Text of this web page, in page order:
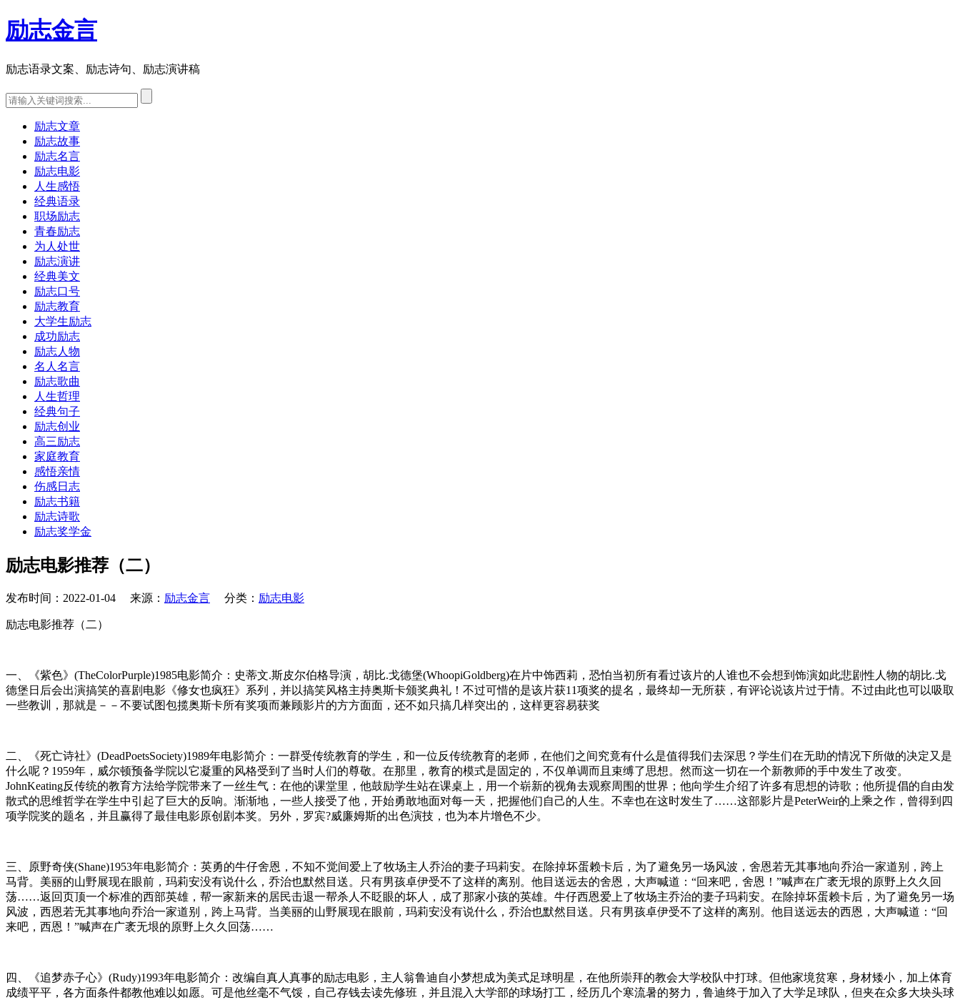
励志金言
励志语录文案、励志诗句、励志演讲稿
励志文章
励志故事
励志名言
励志电影
人生感悟
经典语录
职场励志
青春励志
为人处世
励志演讲
经典美文
励志口号
励志教育
大学生励志
成功励志
励志人物
名人名言
励志歌曲
人生哲理
经典句子
励志创业
高三励志
家庭教育
感悟亲情
伤感日志
励志书籍
励志诗歌
励志奖学金
励志电影推荐（二）
发布时间：2022-01-04 来源： 励志金言 分类： 励志电影
励志电影推荐（二）
一、《紫色》(TheColorPurple)1985电影简介：史蒂文.斯皮尔伯格导演，胡比.戈德堡(WhoopiGoldberg)在片中饰西莉，恐怕当初所有看过该片的人谁也不会想到饰演如此悲剧性人物的胡比.戈
德堡日后会出演搞笑的喜剧电影《修女也疯狂》系列，并以搞笑风格主持奥斯卡颁奖典礼！不过可惜的是该片获11项奖的提名，最终却一无所获，有评论说该片过于情。不过由此也可以吸取
一些教训，那就是－－不要试图包揽奥斯卡所有奖项而兼顾影片的方方面面，还不如只搞几样突出的，这样更容易获奖
二、《死亡诗社》(DeadPoetsSociety)1989年电影简介：一群受传统教育的学生，和一位反传统教育的老师，在他们之间究竟有什么是值得我们去深思？学生们在无助的情况下所做的决定又是
什么呢？1959年，威尔顿预备学院以它凝重的风格受到了当时人们的尊敬。在那里，教育的模式是固定的，不仅单调而且束缚了思想。然而这一切在一个新教师的手中发生了改变。
JohnKeating反传统的教育方法给学院带来了一丝生气：在他的课堂里，他鼓励学生站在课桌上，用一个崭新的视角去观察周围的世界；他向学生介绍了许多有思想的诗歌；他所提倡的自由发
散式的思维哲学在学生中引起了巨大的反响。渐渐地，一些人接受了他，开始勇敢地面对每一天，把握他们自己的人生。不幸也在这时发生了……这部影片是PeterWeir的上乘之作，曾得到四
项学院奖的题名，并且赢得了最佳电影原创剧本奖。另外，罗宾?威廉姆斯的出色演技，也为本片增色不少。
三、原野奇侠(Shane)1953年电影简介：英勇的牛仔舍恩，不知不觉间爱上了牧场主人乔治的妻子玛莉安。在除掉坏蛋赖卡后，为了避免另一场风波，舍恩若无其事地向乔治一家道别，跨上
马背。美丽的山野展现在眼前，玛莉安没有说什么，乔治也默然目送。只有男孩卓伊受不了这样的离别。他目送远去的舍恩，大声喊道：“回来吧，舍恩！”喊声在广袤无垠的原野上久久回
荡……返回页顶一个标准的西部英雄，帮一家新来的居民击退一帮杀人不眨眼的坏人，成了那家小孩的英雄。牛仔西恩爱上了牧场主乔治的妻子玛莉安。在除掉坏蛋赖卡后，为了避免另一场
风波，西恩若无其事地向乔治一家道别，跨上马背。当美丽的山野展现在眼前，玛莉安没有说什么，乔治也默然目送。只有男孩卓伊受不了这样的离别。他目送远去的西恩，大声喊道：“回
来吧，西恩！”喊声在广袤无垠的原野上久久回荡……
四、《追梦赤子心》(Rudy)1993年电影简介：改编自真人真事的励志电影，主人翁鲁迪自小梦想成为美式足球明星，在他所崇拜的教会大学校队中打球。但他家境贫寒，身材矮小，加上体育
成绩平平，各方面条件都教他难以如愿。可是他丝毫不气馁，自己存钱去读先修班，并且混入大学部的球场打工，经历几个寒流暑的努力，鲁迪终于加入了大学足球队，但夹在众多大块头球